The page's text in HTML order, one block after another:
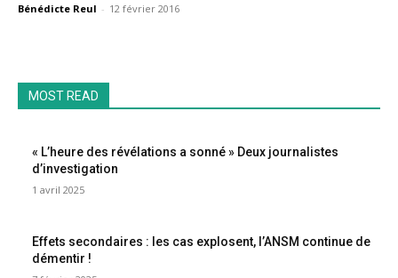
Bénédicte Reul - 12 février 2016
MOST READ
« L’heure des révélations a sonné » Deux journalistes
d’investigation
1 avril 2025
Effets secondaires : les cas explosent, l’ANSM continue de
démentir !